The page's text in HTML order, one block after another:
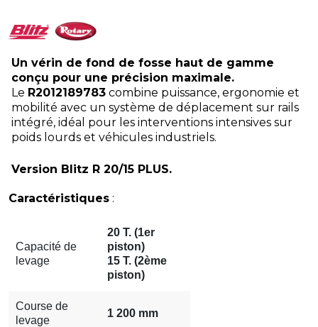
Un vérin de fond de fosse haut de gamme
conçu pour une précision maximale.
Le R2012189783 combine puissance, ergonomie et
mobilité avec un système de déplacement sur rails
intégré, idéal pour les interventions intensives sur
poids lourds et véhicules industriels.
Version Blitz R 20/15 PLUS.
Caractéristiques :
Capacité de
levage
20 T. (1er
piston)
15 T. (2ème
piston)
Course de
levage
1 200 mm